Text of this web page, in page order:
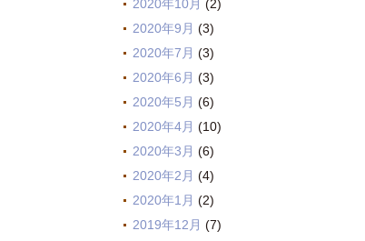
2020年10月 (2)
2020年9月 (3)
2020年7月 (3)
2020年6月 (3)
2020年5月 (6)
2020年4月 (10)
2020年3月 (6)
2020年2月 (4)
2020年1月 (2)
2019年12月 (7)